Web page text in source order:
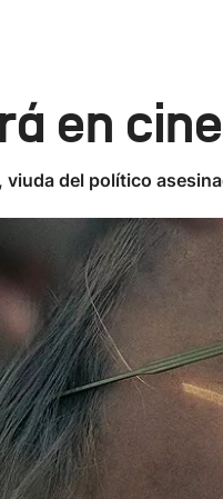
en
del político